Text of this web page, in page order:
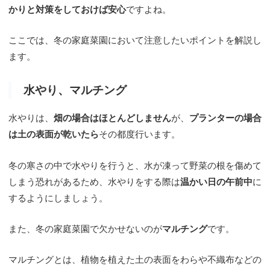
かりと対策をしておけば安心ですよね。
ここでは、冬の家庭菜園において注意したいポイントを解説し
ます。
水やり、マルチング
水やりは、 畑の場合はほとんどしませんが、 プランターの場合
は土の表面が乾いたらその都度行います。
冬の寒さの中で水やりを行うと、水が凍って野菜の根を傷めて
しまう恐れがあるため、水やりをする際は温かい日の午前中に
するようにしましょう。
また、冬の家庭菜園で欠かせないのがマルチングです。
マルチングとは、植物を植えた土の表面をわらや不織布などの